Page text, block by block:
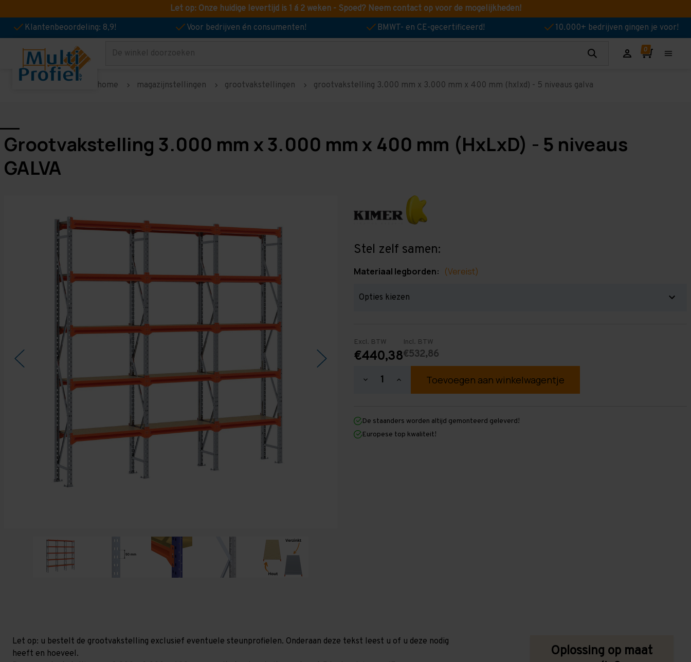
Let op: Onze huidige levertijd is 1 á 2 weken - Spoed? Neem contact op voor de mogelijkheden!
Klantenbeoordeling: 8,9!
Voor bedrijven én consumenten! BMWT- en CE-gecertificeerd! 10.000+ bedrijven gingen je voor!
Zoeken
home magazijnstellingen grootvakstellingen grootvakstelling 3.000 mm x 3.000 mm x 400 mm (hxlxd) - 5 niveaus galva
Grootvakstelling 3.000 mm x 3.000 mm x 400 mm (HxLxD) - 5 niveaus
GALVA
Stel zelf samen:
Materiaal legborden: (Vereist)
Excl. BTW
€440,38
Incl. BTW
€532,86
Hoeveelheid
3.000
mm
x
3.000
Hoeveelheid
verhogen
3.000
mm
x
3.000
De staanders worden altijd gemonteerd geleverd!
Europese top kwaliteit!
Let op: u bestelt de grootvakstelling exclusief eventuele steunprofielen. Onderaan deze tekst leest u of u deze nodig
heeft en hoeveel.
Oplossing op maat